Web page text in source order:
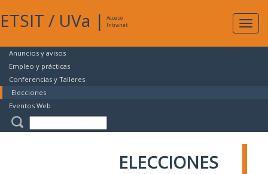
ETSIT / UVa |
Acceso
Intranet
Anuncios y avisos
Empleo y prácticas
Conferencias y Talleres
Elecciones
Eventos Web
ELECCIONES